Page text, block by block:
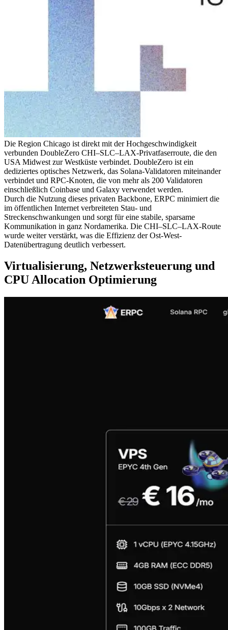
Die Region Chicago ist direkt mit der Hochgeschwindigkeit
verbunden DoubleZero CHI–SLC–LAX-Privatfaserroute, die den
USA Midwest zur Westküste verbindet. DoubleZero ist ein
dediziertes optisches Netzwerk, das Solana-Validatoren miteinander
verbindet und RPC-Knoten, die von mehr als 200 Validatoren
einschließlich Coinbase und Galaxy verwendet werden.
Durch die Nutzung dieses privaten Backbone, ERPC minimiert die
im öffentlichen Internet verbreiteten Stau- und
Streckenschwankungen und sorgt für eine stabile, sparsame
Kommunikation in ganz Nordamerika. Die CHI–SLC–LAX-Route
wurde weiter verstärkt, was die Effizienz der Ost-West-
Datenübertragung deutlich verbessert.
Virtualisierung, Netzwerksteuerung und
CPU Allocation Optimierung